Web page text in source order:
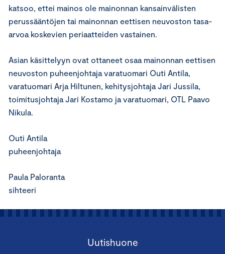
katsoo, ettei mainos ole mainonnan kansainvälisten
perussääntöjen tai mainonnan eettisen neuvoston tasa-
arvoa koskevien periaatteiden vastainen.
Asian käsittelyyn ovat ottaneet osaa mainonnan eettisen
neuvoston puheenjohtaja varatuomari Outi Antila,
varatuomari Arja Hiltunen, kehitysjohtaja Jari Jussila,
toimitusjohtaja Jari Kostamo ja varatuomari, OTL Paavo
Nikula.
Outi Antila
puheenjohtaja
Paula Paloranta
sihteeri
Uutishuone